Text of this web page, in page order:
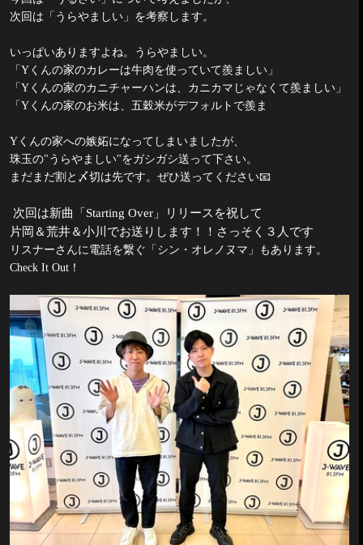
次回は「うらやましい」を考察します。
いっぱいありますよね。うらやましい。
「 Y くんの家のカレーは牛肉を使っていて羨ましい」
「 Y くんの家のカニチャーハンは、カニカマじゃなくて羨ましい」
「 Y くんの家のお米は、五穀米がデフォルトで羨ま
Y くんの家への嫉妬になってしまいましたが、
珠玉の" うらやましい"をガシガシ送って下さい。
まだまだ割と〆切は先です。ぜひ送ってください📧
次回は新曲「 Starting Over 」リリースを祝して
片岡＆荒井＆小川でお送りします！！さっそく３人です
リスナーさんに電話を繋ぐ「シン・オレノヌマ」もあります。
Check It Out ！